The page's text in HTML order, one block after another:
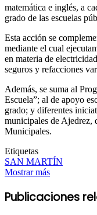
matemática e inglés, a
grado de las escuelas
Esta acción se
mediante el cual
en materia de
seguros y refacciones
Además, se suma al
Escuela”; al de apoyo
grado; y diferentes
municipales de Ajedrez,
Municipales.
Etiquetas
SAN MARTÍN
Mostrar más
Publicaciones